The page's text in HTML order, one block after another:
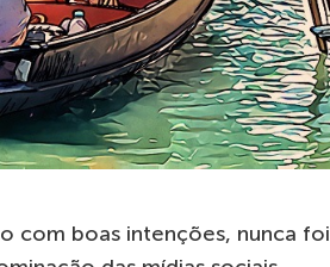
com boas intenções, nunca foi